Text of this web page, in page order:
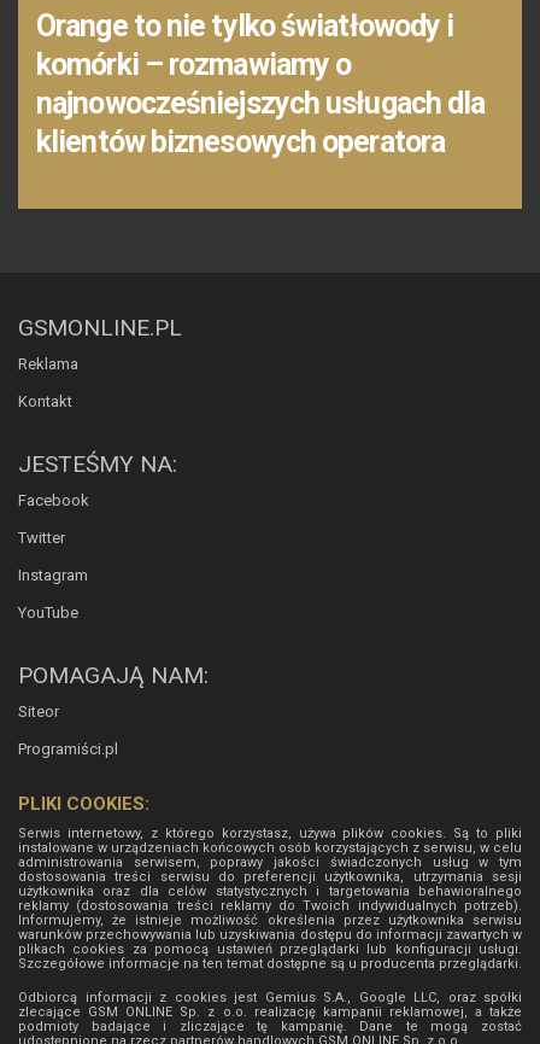
Orange to nie tylko światłowody i
komórki – rozmawiamy o
najnowocześniejszych usługach dla
klientów biznesowych operatora
GSMONLINE.PL
Reklama
Kontakt
JESTEŚMY NA:
Facebook
Twitter
Instagram
YouTube
POMAGAJĄ NAM:
Siteor
Programiści.pl
PLIKI COOKIES:
Serwis internetowy, z którego korzystasz, używa plików cookies. Są to pliki
instalowane w urządzeniach końcowych osób korzystających z serwisu, w celu
administrowania serwisem, poprawy jakości świadczonych usług w tym
dostosowania treści serwisu do preferencji użytkownika, utrzymania sesji
użytkownika oraz dla celów statystycznych i targetowania behawioralnego
reklamy (dostosowania treści reklamy do Twoich indywidualnych potrzeb).
Informujemy, że istnieje możliwość określenia przez użytkownika serwisu
warunków przechowywania lub uzyskiwania dostępu do informacji zawartych w
plikach cookies za pomocą ustawień przeglądarki lub konfiguracji usługi.
Szczegółowe informacje na ten temat dostępne są u producenta przeglądarki.
Odbiorcą informacji z cookies jest Gemius S.A., Google LLC, oraz spółki
zlecające GSM ONLINE Sp. z o.o. realizację kampanii reklamowej, a także
podmioty badające i zliczające tę kampanię. Dane te mogą zostać
udostępnione na rzecz partnerów handlowych GSM ONLINE Sp. z o.o.